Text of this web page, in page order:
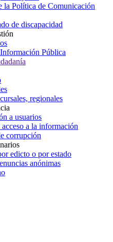
la Política de Comunicación
de discapacidad
Pública
regionales
a usuarios
a la información
corrupción
edicto o por estado
anónimas